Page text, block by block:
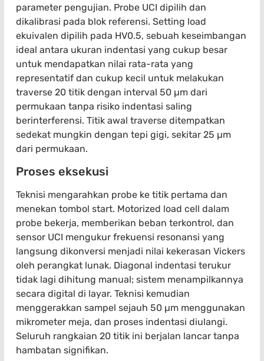
parameter pengujian. Probe UCI dipilih dan
dikalibrasi pada blok referensi. Setting load
ekuivalen dipilih pada HV0.5, sebuah keseimbangan
ideal antara ukuran indentasi yang cukup besar
untuk mendapatkan nilai rata-rata yang
representatif dan cukup kecil untuk melakukan
traverse 20 titik dengan interval 50 µm dari
permukaan tanpa risiko indentasi saling
berinterferensi. Titik awal traverse ditempatkan
sedekat mungkin dengan tepi gigi, sekitar 25 µm
dari permukaan.
Proses eksekusi
Teknisi mengarahkan probe ke titik pertama dan
menekan tombol start. Motorized load cell dalam
probe bekerja, memberikan beban terkontrol, dan
sensor UCI mengukur frekuensi resonansi yang
langsung dikonversi menjadi nilai kekerasan Vickers
oleh perangkat lunak. Diagonal indentasi terukur
tidak lagi dihitung manual; sistem menampilkannya
secara digital di layar. Teknisi kemudian
menggerakkan sampel sejauh 50 µm menggunakan
mikrometer meja, dan proses indentasi diulangi.
Seluruh rangkaian 20 titik ini berjalan lancar tanpa
hambatan signifikan.